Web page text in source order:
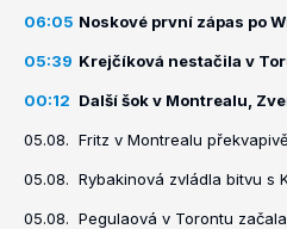
06:05 Noskové první zápas po
05:39 Krejčíková nestačila v
00:12 Další šok v Montrealu,
05.08. Fritz v Montrealu
05.08. Rybakinová zvládla bitvu s
05.08. Pegulaová v Torontu